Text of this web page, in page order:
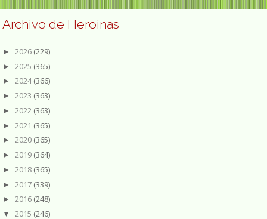
Archivo de Heroinas
► 2026 (229)
► 2025 (365)
► 2024(366)
► 2023 (363)
► 2022 (363)
► 2021 (365)
► 2020 (365)
► 2019 (364)
► 2018 (365)
► 2017 (339)
► 2016 (248)
▼ 2015 (246)